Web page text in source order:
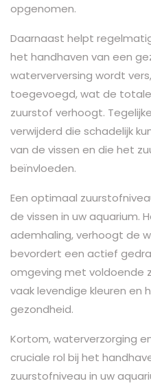
opgenomen.
Daarnaast helpt
het handhaven van een
waterverversing wordt
toegevoegd, wat de
zuurstof verhoogt.
verwijderd die schadelijk
van de vissen en die het
beïnvloeden.
Een optimaal
de vissen in uw aquarium.
ademhaling, verhoogt de
bevordert een actief
omgeving met voldoende
vaak levendige kleuren en
gezondheid.
Kortom, waterverzorging
cruciale rol bij het
zuurstofniveau in uw